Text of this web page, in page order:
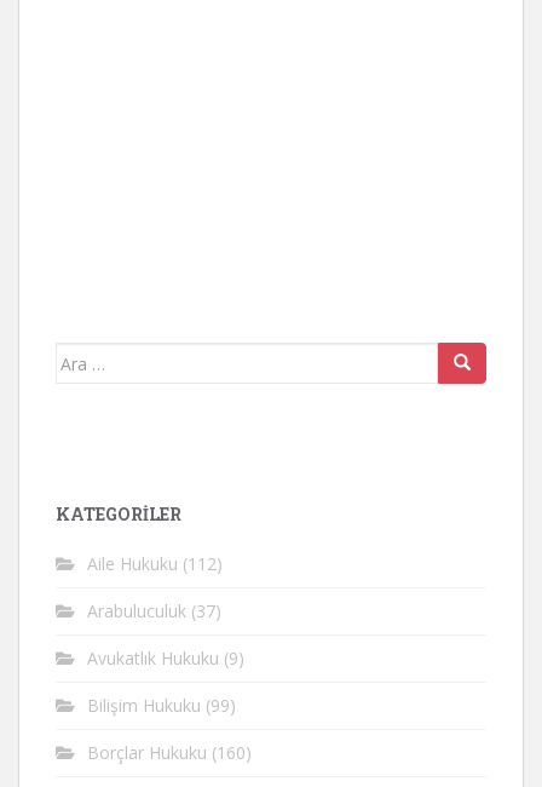
Arama
KATEGORİLER
Aile Hukuku (112)
Arabuluculuk (37)
Avukatlık Hukuku (9)
Bilişim Hukuku (99)
Borçlar Hukuku (160)